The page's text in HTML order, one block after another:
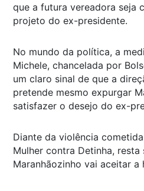
que a futura vereadora seja
projeto do ex-presidente.
No mundo da política, a
Michele, chancelada por
um claro sinal de que a
pretende mesmo expurgar
satisfazer o desejo do ex-
Diante da violência
Mulher contra Detinha, resta
Maranhãozinho vai aceitar a